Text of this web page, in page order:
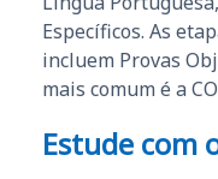
Específicos. As
incluem Provas
mais comum é a
Estude com